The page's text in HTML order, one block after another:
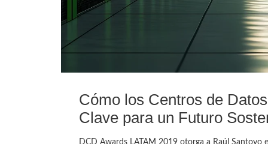
Cómo los Centros de
Clave para un Futuro
DCD Awards LATAM 2019 otorga a Raúl